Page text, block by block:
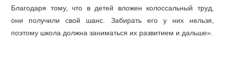
Благодаря тому, что в детей вложен колоссальный труд,
они получили свой шанс. Забирать его у них нельзя,
поэтому школа должна заниматься их развитием и дальше».